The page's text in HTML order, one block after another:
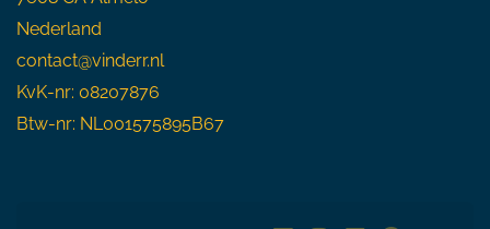
Nederland
contact@vinderr.nl
KvK-nr: 08207876
Btw-nr: NL001575895B67